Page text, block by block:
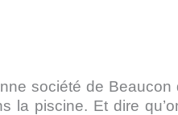
société de Beaucon
la piscine. Et dire